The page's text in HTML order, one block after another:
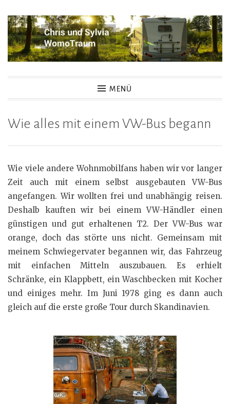
Zum
Inhalt
springen
Womotraum – Chris und
MENÜ
Wie alles mit einem VW-Bus begann
Wie viele andere Wohnmobilfans haben wir vor langer
Zeit auch mit einem selbst ausgebauten VW-Bus
angefangen. Wir wollten frei und unabhängig reisen.
Deshalb kauften wir bei einem VW-Händler einen
günstigen und gut erhaltenen T2. Der VW-Bus war
orange, doch das störte uns nicht. Gemeinsam mit
meinem Schwiegervater begannen wir, das Fahrzeug
mit einfachen Mitteln auszubauen. Es erhielt
Schränke, ein Klappbett, ein Waschbecken mit Kocher
und einiges mehr. Im Juni 1978 ging es dann auch
gleich auf die erste große Tour durch Skandinavien.